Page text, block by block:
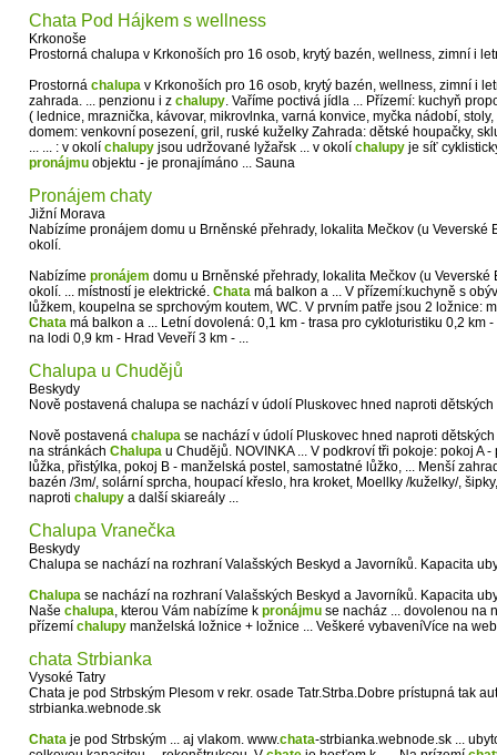
Chata Pod Hájkem s wellness
Krkonoše
Prostorná chalupa v Krkonoších pro 16 osob, krytý bazén, wellness, zimní i
Prostorná chalupa v Krkonoších pro 16 osob, krytý bazén, wellness, zimní i
zahrada. ... penzionu i z chalupy. Vaříme poctivá jídla ... Přízemí: kuchyň
( lednice, mraznička, kávovar, mikrovlnka, varná konvice, myčka nádobí,
domem: venkovní posezení, gril, ruské kuželky Zahrada: dětské houpačky,
... ... : v okolí chalupy jsou udržované lyžařsk ... v okolí chalupy je síť
pronájmu objektu - je pronajímáno ... Sauna
Pronájem chaty
Jižní Morava
Nabízíme pronájem domu u Brněnské přehrady, lokalita Mečkov (u Veverské
okolí.
Nabízíme pronájem domu u Brněnské přehrady, lokalita Mečkov (u Veverské
okolí. ... místností je elektrické. Chata má balkon a ... V přízemí:kuchyně s
lůžkem, koupelna se sprchovým koutem, WC. V prvním patře jsou 2 ložnice:
Chata má balkon a ... Letní dovolená: 0,1 km - trasa pro cykloturistiku 0,2 km
na lodi 0,9 km - Hrad Veveří 3 km - ...
Chalupa u Chudějů
Beskydy
Nově postavená chalupa se nachází v údolí Pluskovec hned naproti
Nově postavená chalupa se nachází v údolí Pluskovec hned naproti
na stránkách Chalupa u Chudějů. NOVINKA ... V podkroví tři pokoje: pokoj A
lůžka, přistýlka, pokoj B - manželská postel, samostatné lůžko, ... Menší
bazén /3m/, solární sprcha, houpací křeslo, hra kroket, Moellky /kuželky/,
naproti chalupy a další skiareály ...
Chalupa Vranečka
Beskydy
Chalupa se nachází na rozhraní Valašských Beskyd a Javorníků. Kapacita
Chalupa se nachází na rozhraní Valašských Beskyd a Javorníků. Kapacita
Naše chalupa, kterou Vám nabízíme k pronájmu se nacház ... dovolenou na
přízemí chalupy manželská ložnice + ložnice ... Veškeré vybaveníVíce na
chata Strbianka
Vysoké Tatry
Chata je pod Strbským Plesom v rekr. osade Tatr.Strba.Dobre prístupná tak
strbianka.webnode.sk
Chata je pod Strbským ... aj vlakom. www.chata-strbianka.webnode.sk ...